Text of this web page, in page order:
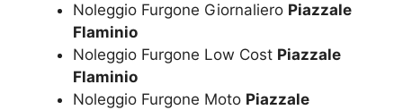
Noleggio Furgone Giornaliero Piazzale
Flaminio
Noleggio Furgone Low Cost Piazzale
Flaminio
Noleggio Furgone Moto Piazzale